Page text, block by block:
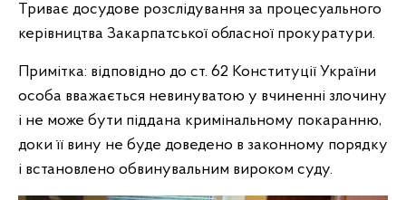
Триває досудове розслідування за процесуального
керівництва Закарпатської обласної прокуратури.
Примітка: відповідно до ст. 62 Конституції України
особа вважається невинуватою у вчиненні злочину
і не може бути піддана кримінальному покаранню,
доки її вину не буде доведено в законному порядку
і встановлено обвинувальним вироком суду.